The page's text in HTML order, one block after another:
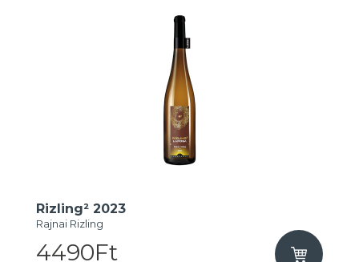
Rizling² 2023
Rajnai Rizling
4490Ft